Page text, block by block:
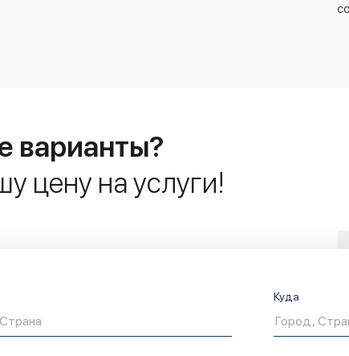
варианты?
цену на услуги!
Куда